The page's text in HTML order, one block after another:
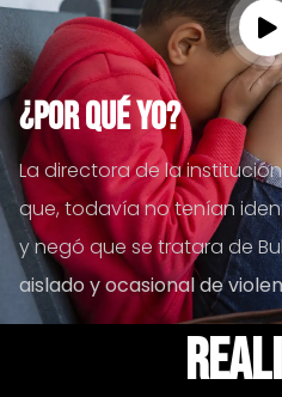
¿Por qué Yo?
La directora de la
que, todavía no tenían
y negó que se tratara de
aislado y ocasional de